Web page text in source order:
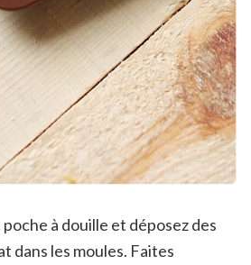
à douille et déposez des
dans les moules. Faites